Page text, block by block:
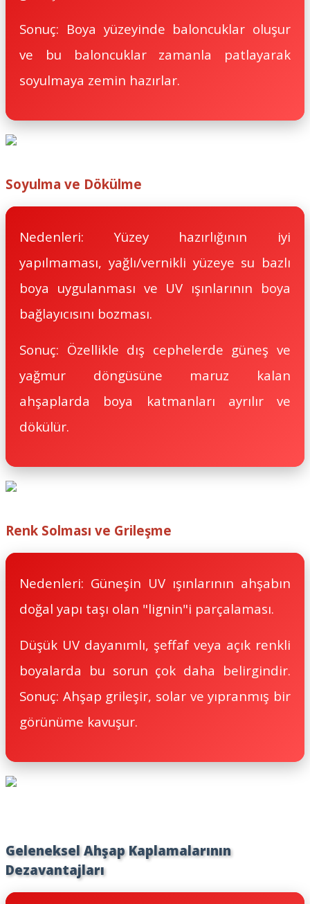
Sonuç: Boya yüzeyinde baloncuklar oluşur
ve bu baloncuklar zamanla patlayarak
soyulmaya zemin hazırlar.
Soyulma ve Dökülme
Nedenleri: Yüzey hazırlığının iyi
yapılmaması, yağlı/vernikli yüzeye su bazlı
boya uygulanması ve UV ışınlarının boya
bağlayıcısını bozması.
Sonuç: Özellikle dış cephelerde güneş ve
yağmur döngüsüne maruz kalan
ahşaplarda boya katmanları ayrılır ve
dökülür.
Renk Solması ve Grileşme
Nedenleri: Güneşin UV ışınlarının ahşabın
doğal yapı taşı olan "lignin"i parçalaması.
Düşük UV dayanımlı, şeffaf veya açık renkli
boyalarda bu sorun çok daha belirgindir.
Sonuç: Ahşap grileşir, solar ve yıpranmış bir
görünüme kavuşur.
Geleneksel Ahşap Kaplamalarının
Dezavantajları